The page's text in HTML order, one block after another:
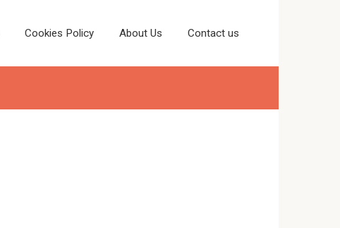
Cookies Policy About Us Contact us